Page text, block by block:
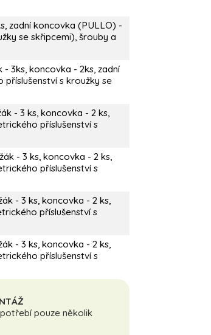
zadní koncovka (PULLO) -
se skřipcemi), šrouby a
3ks, koncovka - 2ks, zadní
s kroužky se
- 3 ks, koncovka - 2 ks,
příslušenství s
- 3 ks, koncovka - 2 ks,
příslušenství s
- 3 ks, koncovka - 2 ks,
příslušenství s
- 3 ks, koncovka - 2 ks,
příslušenství s
pouze několik